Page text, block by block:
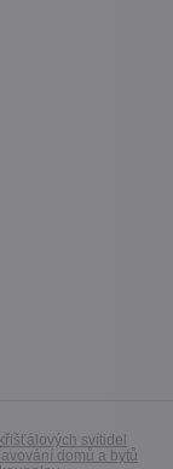
svítidel
domů a bytů